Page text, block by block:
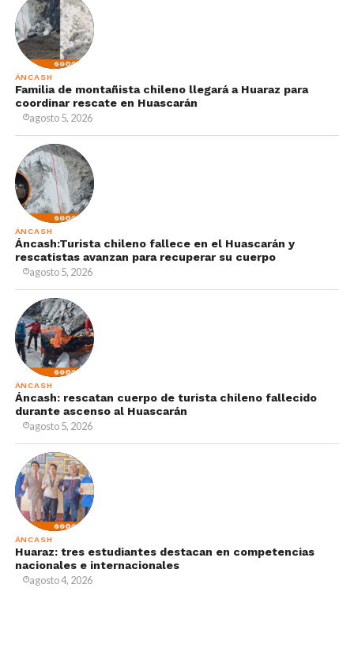
ÁNCASH
Familia de montañista chileno llegará a Huaraz para
coordinar rescate en Huascarán
agosto 5, 2026
ÁNCASH
Áncash:Turista chileno fallece en el Huascarán y
rescatistas avanzan para recuperar su cuerpo
agosto 5, 2026
ÁNCASH
Áncash: rescatan cuerpo de turista chileno fallecido
durante ascenso al Huascarán
agosto 5, 2026
ÁNCASH
Huaraz: tres estudiantes destacan en competencias
nacionales e internacionales
agosto 4, 2026